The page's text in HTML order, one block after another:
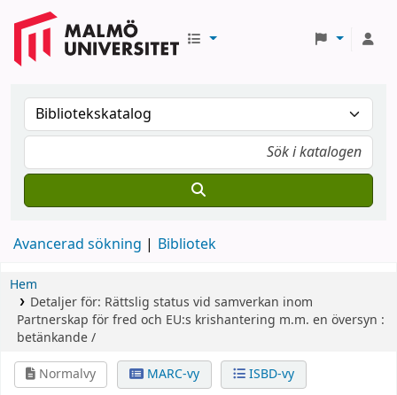
Avancerad sökning Bibliotek
Hem
Detaljer för: Rättslig status vid samverkan inom
Partnerskap för fred och EU:s krishantering m.m. en översyn :
betänkande /
Normalvy
MARC-vy ISBD-vy